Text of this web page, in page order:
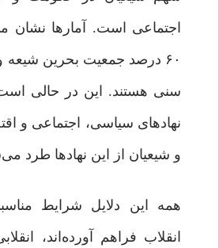
اجتماعی است. آمارها نشان
سنی هستند. این در حالی
نهادهای سیاسی، اجتماعی و
و شیعیان از این نهادها طرد
همه این دلایل شرایط
انقلاب فراهم آورده‌اند،